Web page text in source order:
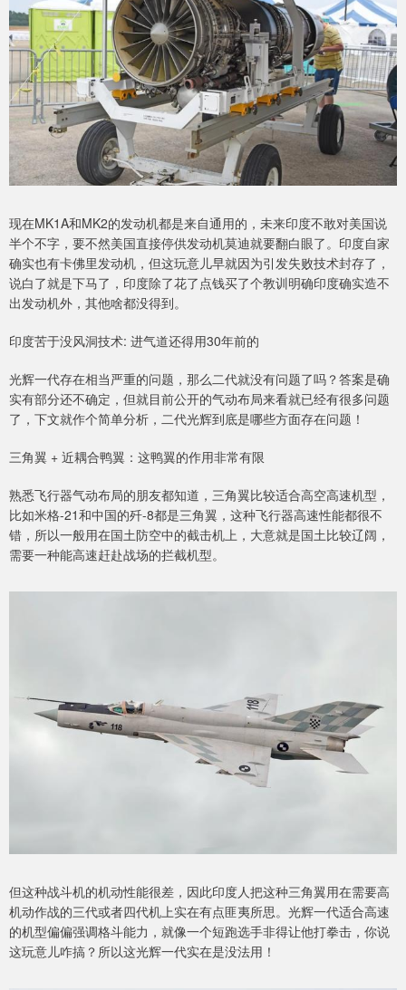
现在MK1A和MK2的发动机都是来自通用的，未来印度不敢对美国说
半个不字，要不然美国直接停供发动机莫迪就要翻白眼了。印度自家
确实也有卡佛里发动机，但这玩意儿早就因为引发失败技术封存了，
说白了就是下马了，印度除了花了点钱买了个教训明确印度确实造不
出发动机外，其他啥都没得到。
印度苦于没风洞技术: 进气道还得用30年前的
光辉一代存在相当严重的问题，那么二代就没有问题了吗？答案是确
实有部分还不确定，但就目前公开的气动布局来看就已经有很多问题
了，下文就作个简单分析，二代光辉到底是哪些方面存在问题！
三角翼 + 近耦合鸭翼：这鸭翼的作用非常有限
熟悉飞行器气动布局的朋友都知道，三角翼比较适合高空高速机型，
比如米格-21和中国的歼-8都是三角翼，这种飞行器高速性能都很不
错，所以一般用在国土防空中的截击机上，大意就是国土比较辽阔，
需要一种能高速赶赴战场的拦截机型。
但这种战斗机的机动性能很差，因此印度人把这种三角翼用在需要高
机动作战的三代或者四代机上实在有点匪夷所思。光辉一代适合高速
的机型偏偏强调格斗能力，就像一个短跑选手非得让他打拳击，你说
这玩意儿咋搞？所以这光辉一代实在是没法用！